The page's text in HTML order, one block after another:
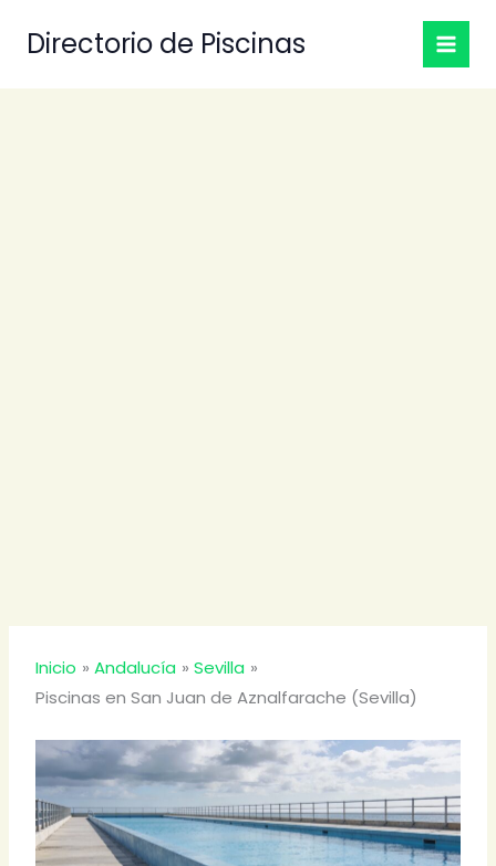
Directorio de Piscinas
Inicio Andalucía
Sevilla
Piscinas en San Juan de Aznalfarache (Sevilla)